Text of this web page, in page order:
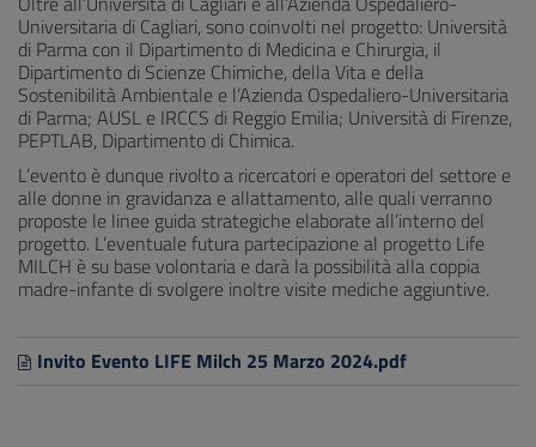
Universitaria di Cagliari, sono coinvolti nel progetto: Università
di Parma con il Dipartimento di Medicina e Chirurgia, il
Dipartimento di Scienze Chimiche, della Vita e della
Sostenibilità Ambientale e l’Azienda Ospedaliero-Universitaria
di Parma; AUSL e IRCCS di Reggio Emilia; Università di Firenze,
PEPTLAB, Dipartimento di Chimica.
L’evento è dunque rivolto a ricercatori e operatori del settore e
alle donne in gravidanza e allattamento, alle quali verranno
proposte le linee guida strategiche elaborate all’interno del
progetto. L’eventuale futura partecipazione al progetto Life
MILCH è su base volontaria e darà la possibilità alla coppia
madre-infante di svolgere inoltre visite mediche aggiuntive.
Invito Evento LIFE Milch 25 Marzo 2024.pdf